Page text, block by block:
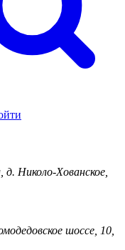
Николо-Хованское,
шоссе, 10,